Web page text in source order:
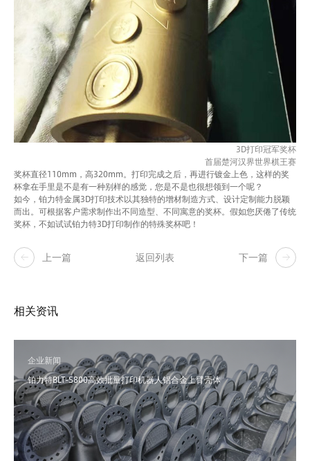
3D打印冠军奖杯
首届楚河汉界世界棋王赛
奖杯直径110mm，高320mm。打印完成之后，再进行镀金上色，这样的奖
杯拿在手里是不是有一种别样的感觉，您是不是也很想领到一个呢？
如今，铂力特金属3D打印技术以其独特的增材制造方式、设计定制能力脱颖
而出。可根据客户需求制作出不同造型、不同寓意的奖杯。假如您厌倦了传统
奖杯，不如试试铂力特3D打印制作的特殊奖杯吧！
上一篇 返回列表 下一篇
相关资讯
企业新闻
铂力特BLT-S800高效批量打印机器人铝合金上臂壳体